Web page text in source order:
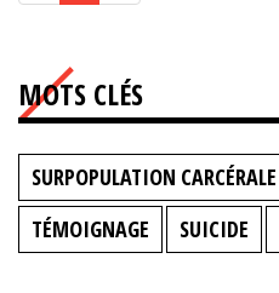
MOTS CLÉS
SURPOPULATION CARCÉRALE
TÉMOIGNAGE
SUICIDE